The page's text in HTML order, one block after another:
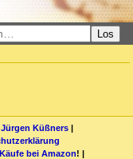
Los
Küßners |
Käufe bei Amazon! |